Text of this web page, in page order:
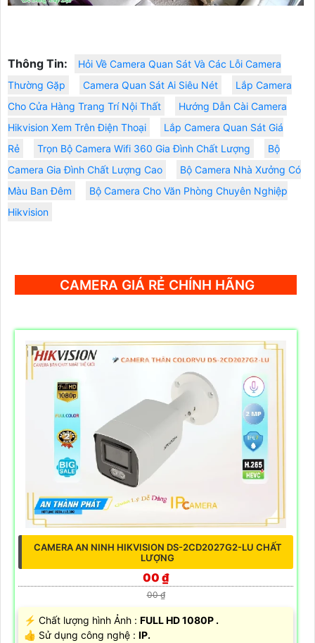
Thông Tin:
Hỏi Về Camera Quan Sát Và Các Lỗi Camera
Thường Gặp
Camera Quan Sát Ai Siêu Nét
Lắp Camera
Cho Cửa Hàng Trang Trí Nội Thất
Hướng Dẫn Cài Camera
Hikvision Xem Trên Điện Thoại
Lắp Camera Quan Sát Giá
Rẻ
Trọn Bộ Camera Wifi 360 Gia Đình Chất Lượng
Bộ
Camera Gia Đình Chất Lượng Cao
Bộ Camera Nhà Xưởng Có
Màu Ban Đêm
Bộ Camera Cho Văn Phòng Chuyên Nghiệp
Hikvision
CAMERA GIÁ RẺ CHÍNH HÃNG
CAMERA AN NINH HIKVISION DS-2CD2027G2-LU CHẤT
LƯỢNG
00 ₫
00 ₫
️⚡ Chất lượng hình Ảnh : FULL HD 1080P .
👍 Sử dụng công nghệ : IP.